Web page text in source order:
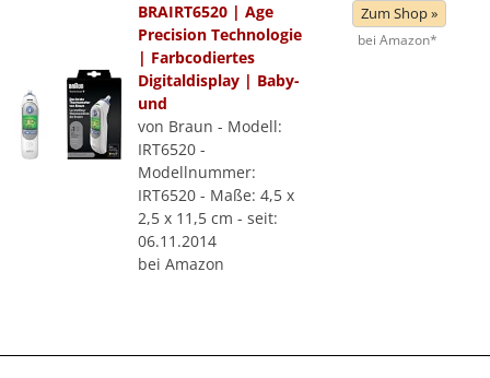
BRAIRT6520 | Age
Precision Technologie
| Farbcodiertes
Digitaldisplay | Baby-
und
von Braun - Modell:
IRT6520 -
Modellnummer:
IRT6520 - Maße: 4,5 x
2,5 x 11,5 cm - seit:
06.11.2014
bei Amazon
Zum Shop »
bei Amazon*